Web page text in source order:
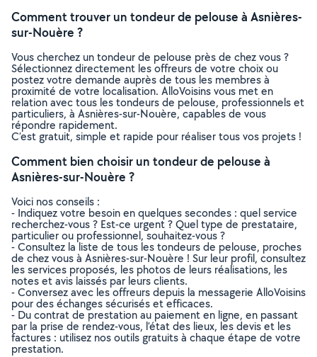
Comment trouver un tondeur de pelouse à Asnières-
sur-Nouère ?
Vous cherchez un tondeur de pelouse près de chez vous ?
Sélectionnez directement les offreurs de votre choix ou
postez votre demande auprès de tous les membres à
proximité de votre localisation. AlloVoisins vous met en
relation avec tous les tondeurs de pelouse, professionnels et
particuliers, à Asnières-sur-Nouère, capables de vous
répondre rapidement.
C’est gratuit, simple et rapide pour réaliser tous vos projets !
Comment bien choisir un tondeur de pelouse à
Asnières-sur-Nouère ?
Voici nos conseils :
- Indiquez votre besoin en quelques secondes : quel service
recherchez-vous ? Est-ce urgent ? Quel type de prestataire,
particulier ou professionnel, souhaitez-vous ?
- Consultez la liste de tous les tondeurs de pelouse, proches
de chez vous à Asnières-sur-Nouère ! Sur leur profil, consultez
les services proposés, les photos de leurs réalisations, les
notes et avis laissés par leurs clients.
- Conversez avec les offreurs depuis la messagerie AlloVoisins
pour des échanges sécurisés et efficaces.
- Du contrat de prestation au paiement en ligne, en passant
par la prise de rendez-vous, l’état des lieux, les devis et les
factures : utilisez nos outils gratuits à chaque étape de votre
prestation.